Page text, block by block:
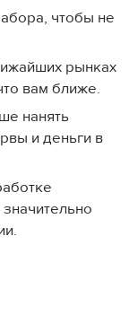
чтобы не
рынках
вам ближе.
нанять
и деньги в